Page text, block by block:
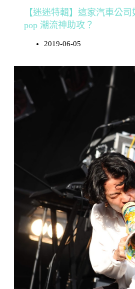
【迷迷特輯】這家汽車公
pop 潮流神助攻？
2019-06-05